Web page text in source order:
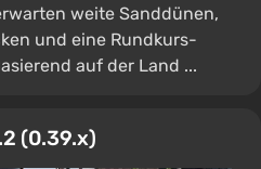
weite Sanddünen,
und eine Rundkurs-
auf der Land ...
(0.39.x)